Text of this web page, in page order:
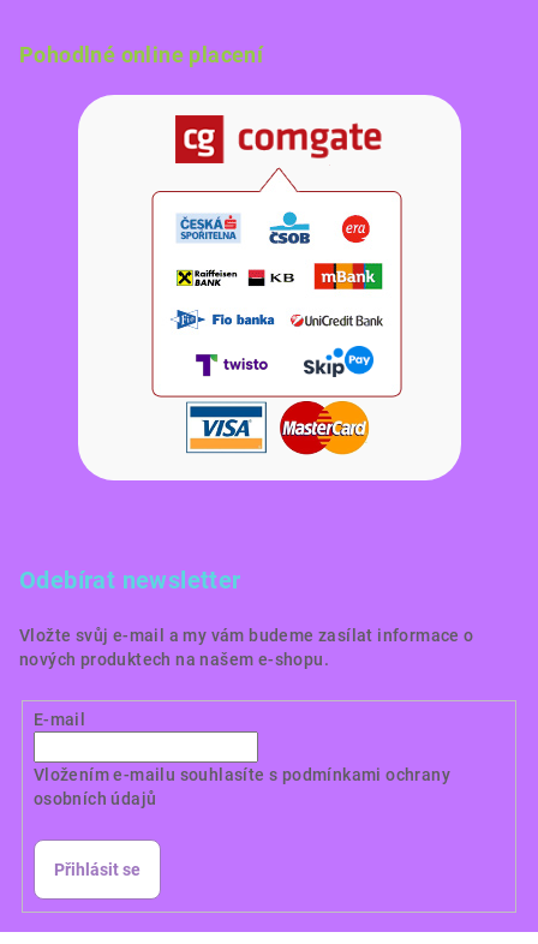
Pohodlné online placení
Odebírat newsletter
Vložte svůj e-mail a my vám budeme zasílat informace o
nových produktech na našem e-shopu.
E-mail
Vložením e-mailu souhlasíte s podmínkami ochrany
osobních údajů
Přihlásit se